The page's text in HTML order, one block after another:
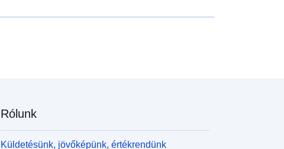
Rólunk
Küldetésünk, jövőképünk, értékrendünk